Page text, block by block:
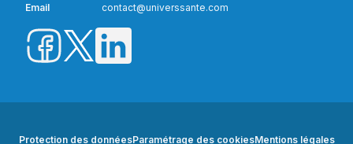
Prix barrés
Email
contact@universsante.com
Protection des donnéesParamétrage des cookiesMentions légales